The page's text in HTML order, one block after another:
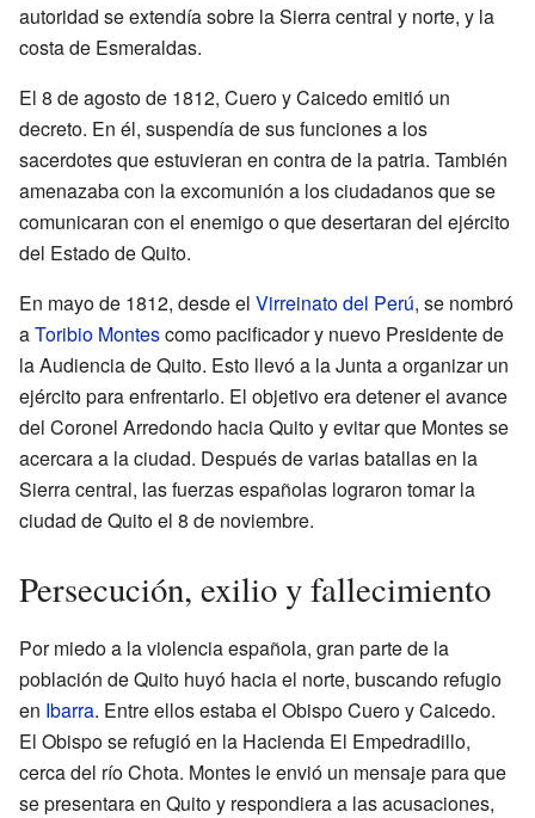
autoridad se extendía sobre la Sierra central y norte, y la
costa de Esmeraldas.
El 8 de agosto de 1812, Cuero y Caicedo emitió un
decreto. En él, suspendía de sus funciones a los
sacerdotes que estuvieran en contra de la patria. También
amenazaba con la excomunión a los ciudadanos que se
comunicaran con el enemigo o que desertaran del ejército
del Estado de Quito.
En mayo de 1812, desde el Virreinato del Perú, se nombró
aToribio Montescomo pacificador y nuevo Presidente de
la Audiencia de Quito. Esto llevó a la Junta a organizar un
ejército para enfrentarlo. El objetivo era detener el avance
del Coronel Arredondo hacia Quito y evitar que Montes se
acercara a la ciudad. Después de varias batallas en la
Sierra central, las fuerzas españolas lograron tomar la
ciudad de Quito el 8 de noviembre.
Persecución, exilio y fallecimiento
Por miedo a la violencia española, gran parte de la
población de Quito huyó hacia el norte, buscando refugio
en Ibarra. Entre ellos estaba el Obispo Cuero y Caicedo.
El Obispo se refugió en la Hacienda El Empedradillo,
cerca del río Chota. Montes le envió un mensaje para que
se presentara en Quito y respondiera a las acusaciones,